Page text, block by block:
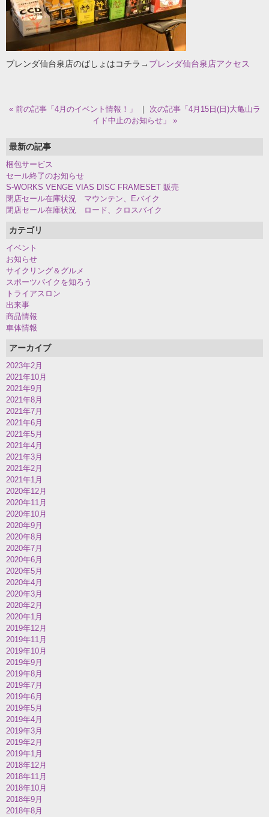
ブレンダ仙台泉店のばしょはコチラ→ ブレンダ仙台泉店アクセス
« 前の記事「4月のイベント情報！」 ｜ 次の記事「4月15日(日)大亀山ラ
イド中止のお知らせ」 »
最新の記事
梱包サービス
セール終了のお知らせ
S-WORKS VENGE VIAS DISC FRAMESET 販売
閉店セール在庫状況 マウンテン、Eバイク
閉店セール在庫状況 ロード、クロスバイク
カテゴリ
イベント
お知らせ
サイクリング＆グルメ
スポーツバイクを知ろう
トライアスロン
出来事
商品情報
車体情報
アーカイブ
2023年2月
2021年10月
2021年9月
2021年8月
2021年7月
2021年6月
2021年5月
2021年4月
2021年3月
2021年2月
2021年1月
2020年12月
2020年11月
2020年10月
2020年9月
2020年8月
2020年7月
2020年6月
2020年5月
2020年4月
2020年3月
2020年2月
2020年1月
2019年12月
2019年11月
2019年10月
2019年9月
2019年8月
2019年7月
2019年6月
2019年5月
2019年4月
2019年3月
2019年2月
2019年1月
2018年12月
2018年11月
2018年10月
2018年9月
2018年8月